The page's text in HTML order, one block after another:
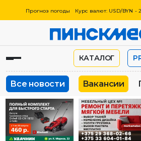
Прогноз погоды Курс валют: USD/BYN -
КАТАЛОГ
Все новости Вакансии